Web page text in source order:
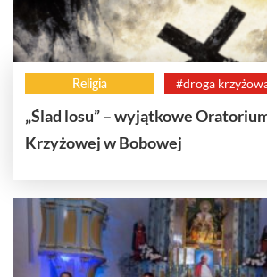
Religia #droga
„Ślad losu” – wyjątkowe
Krzyżowej w Bobowej